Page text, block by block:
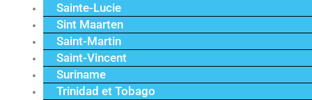
Sainte-Lucie
Sint Maarten
Saint-Martin
Saint-Vincent
Suriname
Trinidad et Tobago